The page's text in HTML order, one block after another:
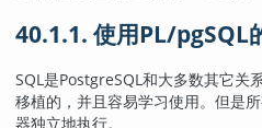
40.1.1. 使用PL/pgSQL
SQL是PostgreSQL和大多数其它关
移植的，并且容易学习使用。但是
器独立地执行。